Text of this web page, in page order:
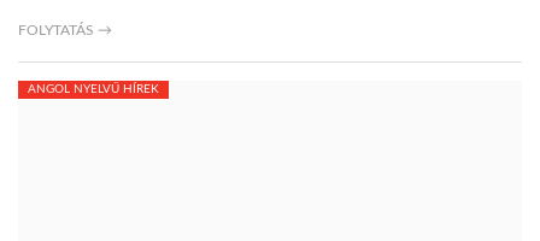
FOLYTATÁS →
ANGOL NYELVŰ HÍREK